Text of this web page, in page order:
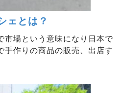
ェとは？
市場という意味になり日本で
手作りの商品の販売、出店す